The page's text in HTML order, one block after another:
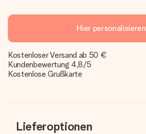
Hier personalisieren
Kostenloser Versand ab 50 €
Kundenbewertung 4,8/5
Kostenlose Grußkarte
Lieferoptionen